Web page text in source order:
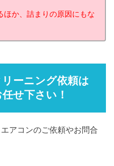
ほか、詰まりの原因にもな
ーニング依頼は
せ下さい！
アコンのご依頼やお問合